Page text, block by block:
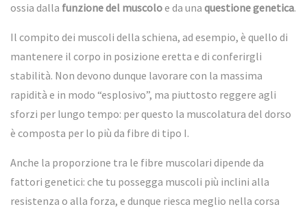
ossia dalla funzione del muscoloe da una questione genetica.
Il compito dei muscoli della schiena, ad esempio, è quello di
mantenere il corpo in posizione eretta e di conferirgli
stabilità. Non devono dunque lavorare con la massima
rapidità e in modo “esplosivo”, ma piuttosto reggere agli
sforzi per lungo tempo: per questo la muscolatura del dorso
è composta per lo più da fibre di tipo I.
Anche la proporzione tra le fibre muscolari dipende da
fattori genetici: che tu possegga muscoli più inclini alla
resistenza o alla forza, e dunque riesca meglio nella corsa